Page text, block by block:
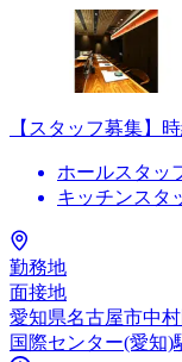
【スタッフ募集】
ホールスタッ
キッチンスタ
勤務地
面接地
愛知県名古屋市中
国際センター(愛知)